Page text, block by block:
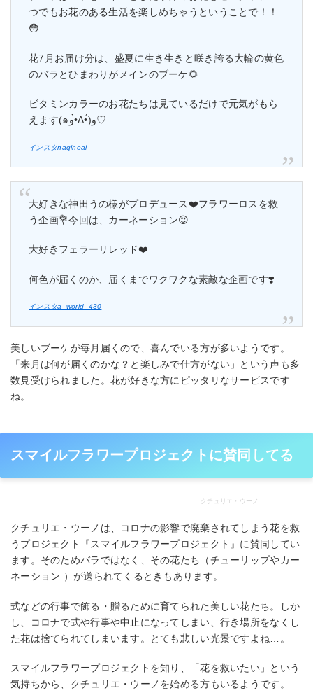
つでもお花のある生活を楽しめちゃうということで！！
😳
花7月お届け分は、盛夏に生き生きと咲き誇る大輪の黄色
のバラとひまわりがメインのブーケ🌻
ビタミンカラーのお花たちは見ているだけで元気がもら
えます(๑و•̀Δ•́)و♡
インスタnaginoai
大好きな神田うの様がプロデュース❤️フラワーロスを救
う企画💐今回は、カーネーション😍
大好きフェラーリレッド❤️
何色が届くのか、届くまでワクワクな素敵な企画です❣️
インスタa_world_430
美しいブーケが毎月届くので、喜んでいる方が多いようです。
「来月は何が届くのかな？と楽しみで仕方がない」という声も多
数見受けられました。花が好きな方にピッタリなサービスです
ね。
スマイルフラワープロジェクトに賛同してる
クチュリエ・ウーノ
クチュリエ・ウーノは、コロナの影響で廃棄されてしまう花を救
うプロジェクト『スマイルフラワープロジェクト』に賛同してい
ます。そのためバラではなく、その花たち（チューリップやカー
ネーション ）が送られてくるときもあります。
式などの行事で飾る・贈るために育てられた美しい花たち。しか
し、コロナで式や行事や中止になってしまい、行き場所をなくし
た花は捨てられてしまいます。とても悲しい光景ですよね…。
スマイルフラワープロジェクトを知り、「花を救いたい」という
気持ちから、クチュリエ・ウーノを始める方もいるようです。